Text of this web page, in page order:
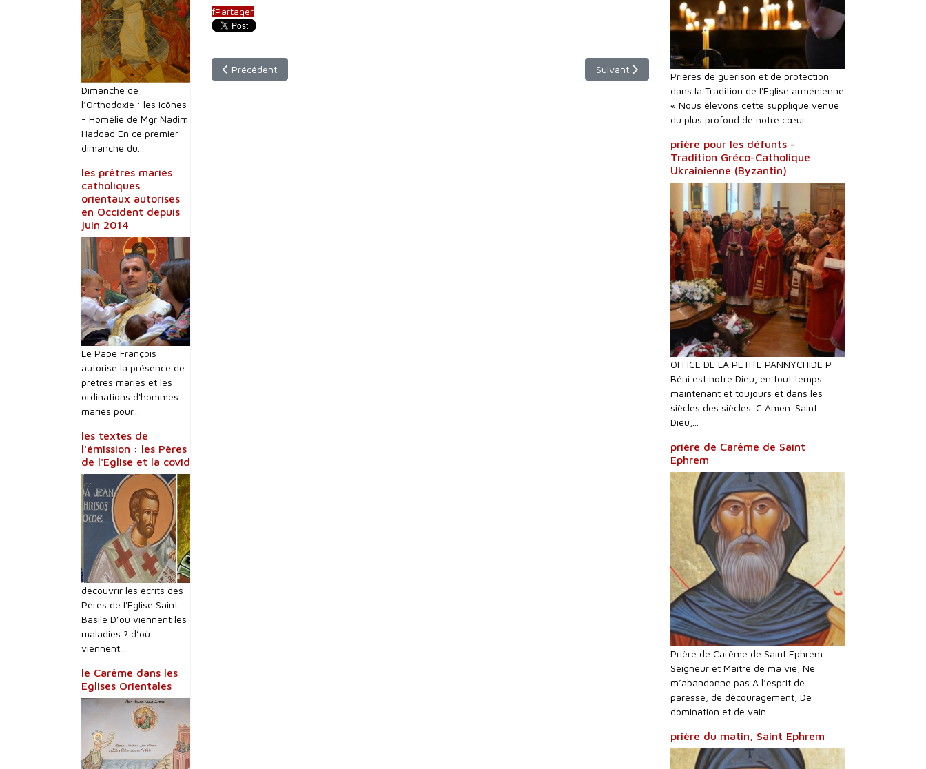
Dimanche de
l’Orthodoxie : les icônes
- Homélie de Mgr Nadim
Haddad En ce premier
dimanche du...
les prêtres mariés
catholiques
orientaux autorisés
en Occident depuis
juin 2014
Le Pape François
autorise la présence de
prêtres mariés et les
ordinations d'hommes
mariés pour...
les textes de
l'émission : les Pères
de l'Eglise et la covid
découvrir les écrits des
Pères de l'Eglise Saint
Basile D’où viennent les
maladies ? d’où
viennent...
le Carême dans les
Eglises Orientales
fPartager
Article précédent : mort du pape émérite Benoit
Précédent Article suivant : Un nouveau préfet du dicastère pour les Églises orientales
Suivant
Prières de guérison et de protection
dans la Tradition de l'Eglise arménienne
« Nous élevons cette supplique venue
du plus profond de notre cœur...
prière pour les défunts -
Tradition Gréco-Catholique
Ukrainienne (Byzantin)
OFFICE DE LA PETITE PANNYCHIDE P
Béni est notre Dieu, en tout temps
maintenant et toujours et dans les
siècles des siècles. C Amen. Saint
Dieu,...
prière de Carême de Saint
Ephrem
Prière de Carême de Saint Ephrem
Seigneur et Maître de ma vie, Ne
m’abandonne pas A l’esprit de
paresse, de découragement, De
domination et de vain...
prière du matin, Saint Ephrem